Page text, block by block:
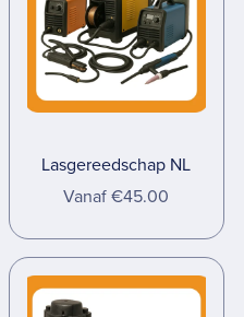
Lasgereedschap NL
Vanaf €45.00